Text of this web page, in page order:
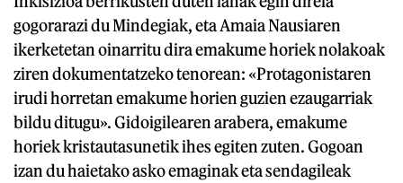
gogorarazi du Mindegiak, eta Amaia Nausiaren
ikerketetan oinarritu dira emakume horiek nolakoak
ziren dokumentatzeko tenorean: «Protagonistaren
irudi horretan emakume horien guzien ezaugarriak
bildu ditugu». Gidoigilearen arabera, emakume
horiek kristautasunetik ihes egiten zuten. Gogoan
izan du haietako asko emaginak eta sendagileak